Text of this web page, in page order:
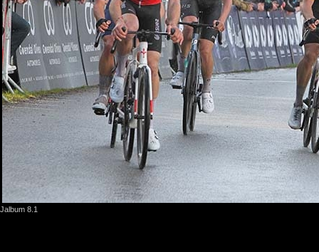
Jalbum 8.1